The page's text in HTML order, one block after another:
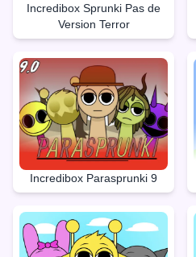
Incredibox Sprunki Pas de
Version Terror
Incredibox Parasprunki 9